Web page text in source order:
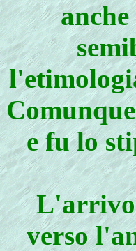
anche
e fu lo
verso